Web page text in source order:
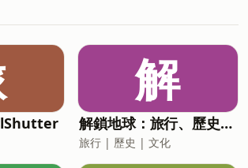
歡迎同步收聽台語版
在語》單元國語版
www.ddm.org.tw/xmnews?
，豐富的生活，是要把我們內心的
得越來越少，並把擁有的東西，盡
給人。只有能有東西給別人的人，
有的人。把自己的錢用出去，對人
己無害，便是有錢的人。 聲音／
語也
！歡迎同步收聽國語版
解
解鎖地球：旅行、歷史、文化
旅行 | 歷史 | 文化